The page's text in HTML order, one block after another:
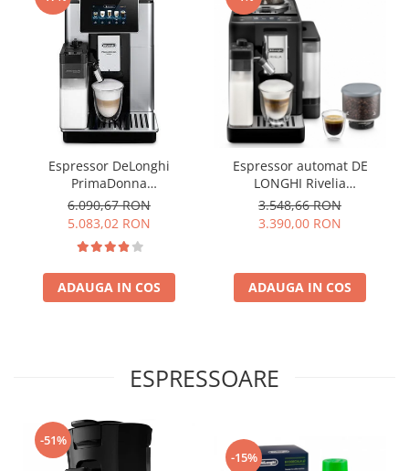
Espressor DeLonghi
PrimaDonna
ECAM610.55.SB Aparat de
cafea Espresso 2.2 L,1450 w
,negru
6.090,67 RON
5.083,02 RON
ADAUGA IN COS
Espressor automat DE
LONGHI Rivelia
EXAM440.55.B, 1.4l, 1450W,
19 bar, negru
3.548,66 RON
3.390,00 RON
ADAUGA IN COS
ESPRESSOARE
-51%
-15%